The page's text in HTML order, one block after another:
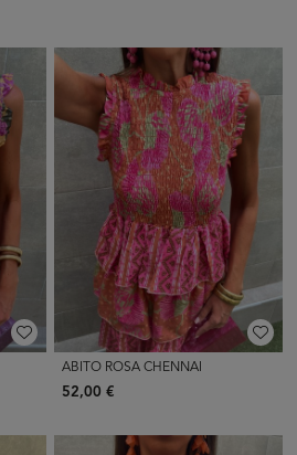
ABITO ROSA CHENNAI
52,00 €